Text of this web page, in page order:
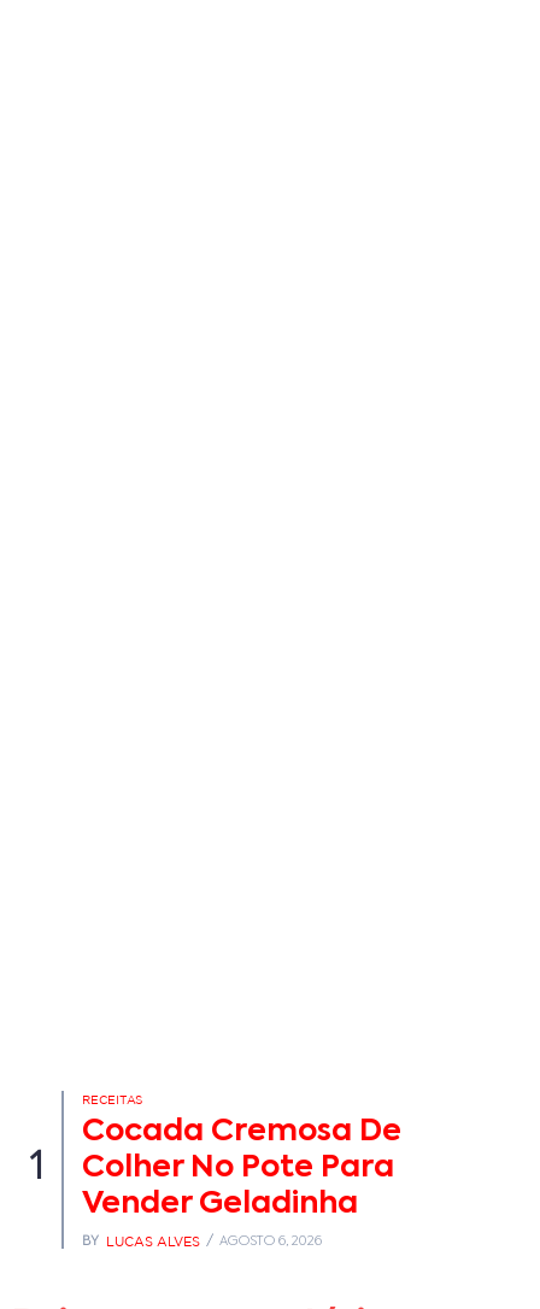
1
RECEITAS
Cocada Cremosa De
Colher No Pote Para
Vender Geladinha
BY LUCAS ALVES AGOSTO 6, 2026